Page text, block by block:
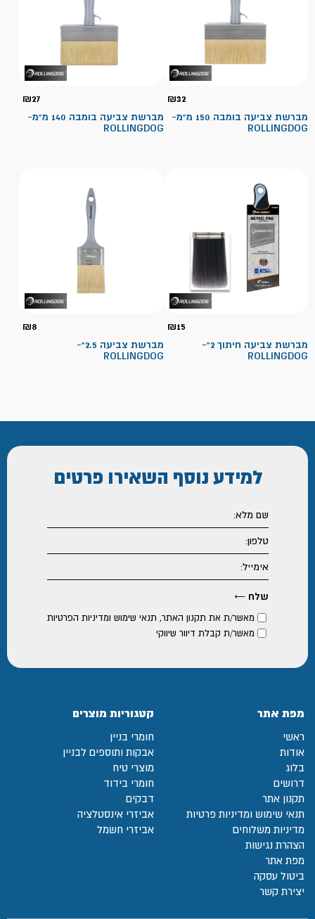
₪32
מברשת צביעה בומבה 150 מ"מ-
ROLLINGDOG
₪27
מברשת צביעה בומבה 140 מ"מ-
ROLLINGDOG
₪15
מברשת צביעה חיתוך 2"-
ROLLINGDOG
₪8
מברשת צביעה 2.5"-
ROLLINGDOG
למידע נוסף השאירו פרטים
מאשר/ת את תקנון האתר, תנאי שימוש ומדיניות הפרטיות
מאשר/ת קבלת דיוור שיווקי
מפת אתר
ראשי
אודות
בלוג
דרושים
תקנון אתר
תנאי שימוש ומדיניות פרטיות
מדיניות משלוחים
הצהרת נגישות
מפת אתר
ביטול עסקה
יצירת קשר
קטגוריות מוצרים
חומרי בניין
אבקות ותוספים לבניין
מוצרי טיח
חומרי בידוד
דבקים
אביזרי אינסטלציה
אביזרי חשמל